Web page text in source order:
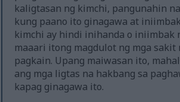
kaligtasan ng kimchi, pangunahin
kung paano ito ginagawa at
kimchi ay hindi inihanda o iniimbak
maaari itong magdulot ng mga sakit
pagkain. Upang maiwasan ito,
ang mga ligtas na hakbang sa
kapag ginagawa ito.